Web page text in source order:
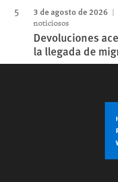
3 de agosto de 2026
noticiosos
Devoluciones
la llegada de